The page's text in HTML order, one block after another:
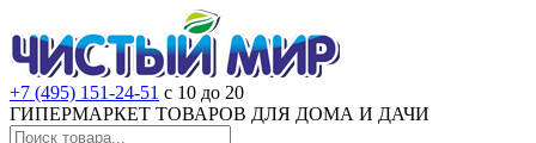
+7 (495) 151-24-51 с 10 до 20
ГИПЕРМАРКЕТ ТОВАРОВ ДЛЯ ДОМА И ДАЧИ